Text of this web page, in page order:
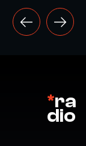
*ra
dio